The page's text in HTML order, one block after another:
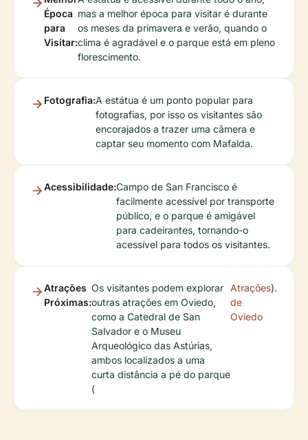
Época
para
Visitar:
mas a melhor época para visitar é durante
os meses da primavera e verão, quando o
clima é agradável e o parque está em pleno
florescimento.
Fotografia:A estátua é um ponto popular para
fotografias, por isso os visitantes são
encorajados a trazer uma câmera e
captar seu momento com Mafalda.
Acessibilidade:Campo de San Francisco é
facilmente acessível por transporte
público, e o parque é amigável
para cadeirantes, tornando-o
acessível para todos os visitantes.
Atrações
Próximas:
Os visitantes podem explorar
outras atrações em Oviedo,
como a Catedral de San
Salvador e o Museu
Arqueológico das Astúrias,
ambos localizados a uma
curta distância a pé do parque
(
Atrações
de
Oviedo
).